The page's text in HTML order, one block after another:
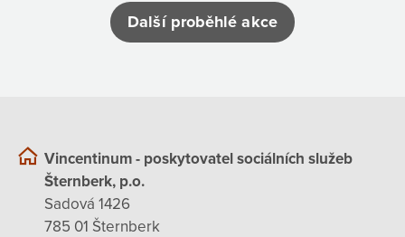
Další proběhlé akce
Vincentinum - poskytovatel sociálních služeb
Šternberk, p.o.
Sadová 1426
785 01 Šternberk